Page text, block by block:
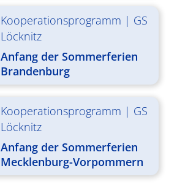
t
n
g
e
S
u
s
t
Kooperationsprogramm | GS
Löcknitz
Anfang der Sommerferien
Brandenburg
Kooperationsprogramm | GS
Löcknitz
Anfang der Sommerferien
Mecklenburg-Vorpommern